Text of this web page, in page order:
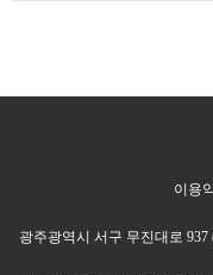
광주광역시 서구 무진대로
이용